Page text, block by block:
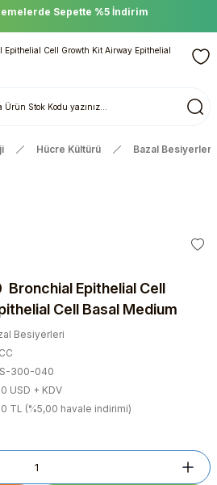
Sepette %5 İndirim
Hücre Kültürü Bazal Besiyerleri
Epithelial Cell
Cell Basal Medium
Besiyerleri
300-040
USD + KDV
TL (%5,00 havale indirimi)